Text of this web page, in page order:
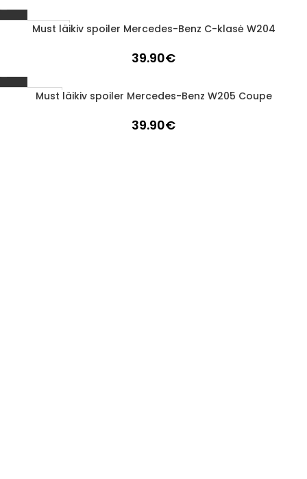
Läbimüüdud
Must läikiv spoiler Mercedes-Benz C-klasė W204
39.90€
1-3 d.d.
Must läikiv spoiler Mercedes-Benz W205 Coupe
39.90€